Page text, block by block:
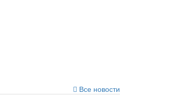
Все новости